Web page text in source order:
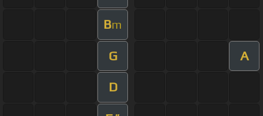
Bm
G A
D